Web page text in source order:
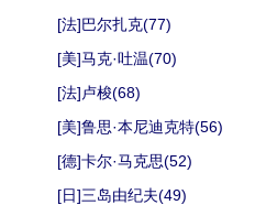
[法]巴尔扎克(77)
[美]马克·吐温(70)
[法]卢梭(68)
[美]鲁思·本尼迪克特(56)
[德]卡尔·马克思(52)
[日]三岛由纪夫(49)